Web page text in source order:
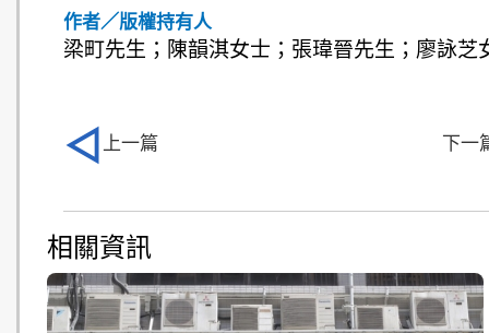
作者／版權持有人
梁町先生；陳韻淇女士；張瑋晉先生；廖詠芝
相關資訊
上一篇 下一